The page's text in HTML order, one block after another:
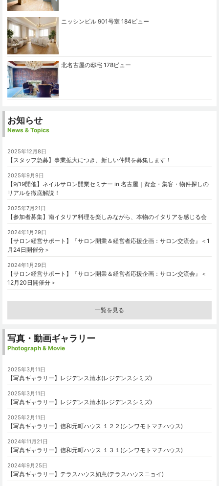
ニッシンビル 901号室 184ビュー
北名古屋の邸宅 178ビュー
お知らせ
News & Topics
2025年12月8日
【スタッフ急募】事業拡大につき、新しい仲間を募集します！
2025年9月9日
【9/19開催】ネイルサロン開業セミナー in 名古屋｜資金・集客・物件探しの
リアルを徹底解説！
2025年7月21日
【参加者募集】南イタリア料理を楽しみながら、本物のイタリアを感じる会
2024年1月29日
【サロン経営サポート】『サロン開業＆経営者応援企画：サロン交流会』＜1
月24日開催分＞
2024年1月29日
【サロン経営サポート】『サロン開業＆経営者応援企画：サロン交流会』＜
12月20日開催分＞
一覧を見る
写真・動画ギャラリー
Photograph & Movie
2025年3月11日
【写真ギャラリー】レジデンス清水(レジデンスシミズ)
2025年3月11日
【写真ギャラリー】レジデンス清水(レジデンスシミズ)
2025年2月11日
【写真ギャラリー】信和元町ハウス １２２(シンワモトマチハウス)
2024年11月21日
【写真ギャラリー】信和元町ハウス １３１(シンワモトマチハウス)
2024年9月25日
【写真ギャラリー】テラスハウス如意(テラスハウスニョイ)